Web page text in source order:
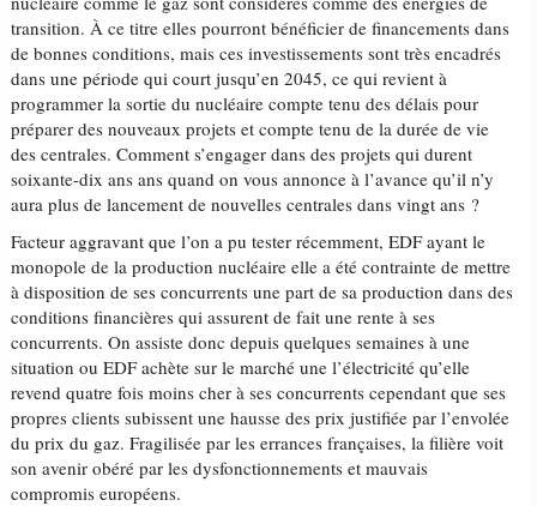
transition. À ce titre elles pourront bénéficier de financements dans
de bonnes conditions, mais ces investissements sont très encadrés
dans une période qui court jusqu’en 2045, ce qui revient à
programmer la sortie du nucléaire compte tenu des délais pour
préparer des nouveaux projets et compte tenu de la durée de vie
des centrales. Comment s’engager dans des projets qui durent
soixante-dix ans ans quand on vous annonce à l’avance qu’il n’y
aura plus de lancement de nouvelles centrales dans vingt ans ?
Facteur aggravant que l’on a pu tester récemment, EDF ayant le
monopole de la production nucléaire elle a été contrainte de mettre
à disposition de ses concurrents une part de sa production dans des
conditions financières qui assurent de fait une rente à ses
concurrents. On assiste donc depuis quelques semaines à une
situation ou EDF achète sur le marché une l’électricité qu’elle
revend quatre fois moins cher à ses concurrents cependant que ses
propres clients subissent une hausse des prix justifiée par l’envolée
du prix du gaz. Fragilisée par les errances françaises, la filière voit
son avenir obéré par les dysfonctionnements et mauvais
compromis européens.